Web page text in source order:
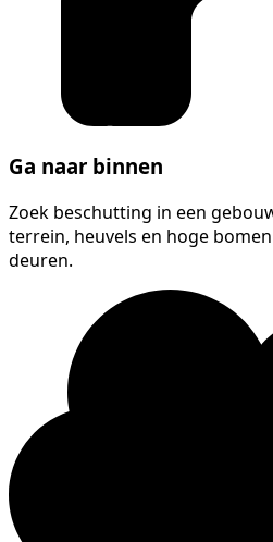
Ga naar binnen
Zoek beschutting in een
terrein, heuvels en hoge
deuren.